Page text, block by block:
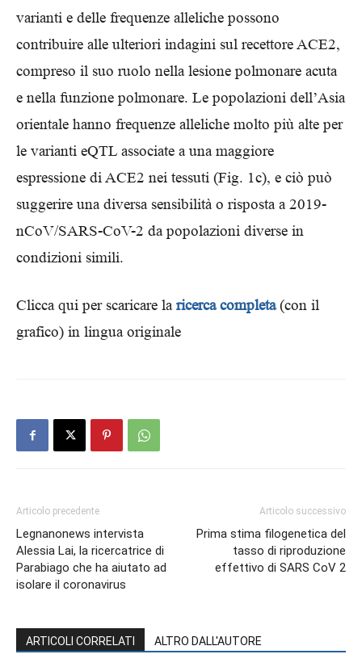
varianti e delle frequenze alleliche possono
contribuire alle ulteriori indagini sul recettore ACE2,
compreso il suo ruolo nella lesione polmonare acuta
e nella funzione polmonare. Le popolazioni dell’Asia
orientale hanno frequenze alleliche molto più alte per
le varianti eQTL associate a una maggiore
espressione di ACE2 nei tessuti (Fig. 1c), e ciò può
suggerire una diversa sensibilità o risposta a 2019-
nCoV/SARS-CoV-2 da popolazioni diverse in
condizioni simili.
Clicca qui per scaricare laricerca completa (con il
grafico) in lingua originale
Articolo precedente
Legnanonews intervista
Alessia Lai, la ricercatrice di
Parabiago che ha aiutato ad
isolare il coronavirus
Articolo successivo
Prima stima filogenetica del
tasso di riproduzione
effettivo di SARS CoV 2
ARTICOLI CORRELATI ALTRO DALL'AUTORE